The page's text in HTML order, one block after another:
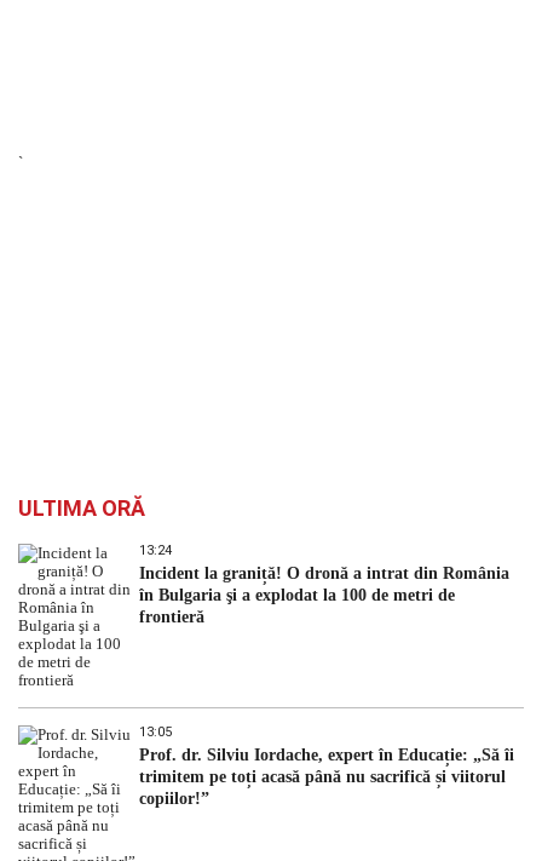
`
ULTIMA ORĂ
13:24
Incident la graniță! O dronă a intrat din România
în Bulgaria şi a explodat la 100 de metri de
frontieră
13:05
Prof. dr. Silviu Iordache, expert în Educație: „Să îi
trimitem pe toți acasă până nu sacrifică și viitorul
copiilor!”